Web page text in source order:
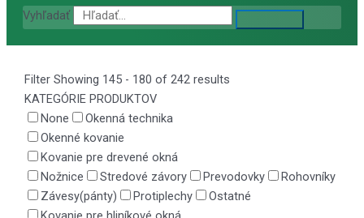
Vyhľadať
FilterShowing 145 - 180 of 242 results
KATEGÓRIE PRODUKTOV
None
Okenná technika
Okenné kovanie
Kovanie pre drevené okná
Nožnice
Stredové závory Prevodovky
Rohovníky
Závesy(pánty)
Protiplechy
Ostatné